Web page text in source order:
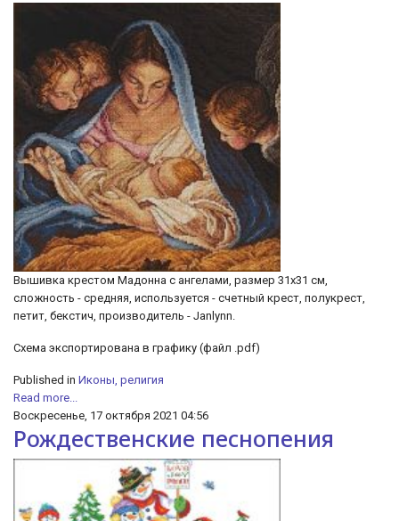
Вышивка крестом Мадонна с ангелами, размер 31х31 см,
сложность - средняя, используется - счетный крест, полукрест,
петит, бекстич, производитель - Janlynn.
Схема экспортирована в графику (файл .pdf)
Published in Иконы, религия
Read more...
Воскресенье, 17 октября 2021 04:56
Рождественские песнопения